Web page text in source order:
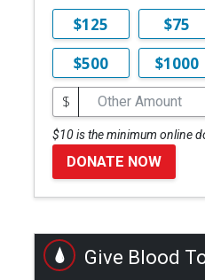
$125 $75
$500
$1000
$
$10 is the minimum online
DONATE NOW
Give Blood